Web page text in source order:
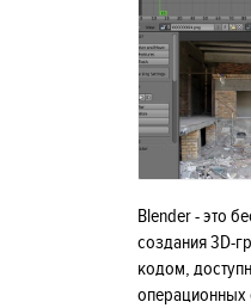
Blender - это
создания 3D-
кодом,
операционных